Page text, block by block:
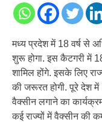
मध्य प्रदेश में 18 वर्ष से
शुरू होगा. इस कैटगरी में
शामिल होंगे. इसके लिए
की जरूरत होगी. पूरे देश
वैक्सीन लगाने का
कई राज्यों में वैक्सीन की